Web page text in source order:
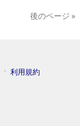
後のページ »
利用規約